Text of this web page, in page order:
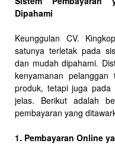
Dipahami
Keunggulan CV.
satunya terletak pada
dan mudah dipahami.
kenyamanan
produk, tetapi juga
jelas. Berikut adalah
pembayaran yang
1. Pembayaran Online